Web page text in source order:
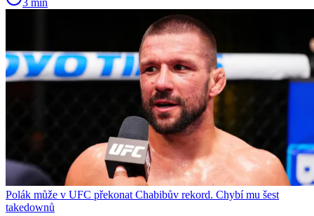
3 min
Polák může v UFC překonat Chabibův rekord. Chybí mu šest
takedownů